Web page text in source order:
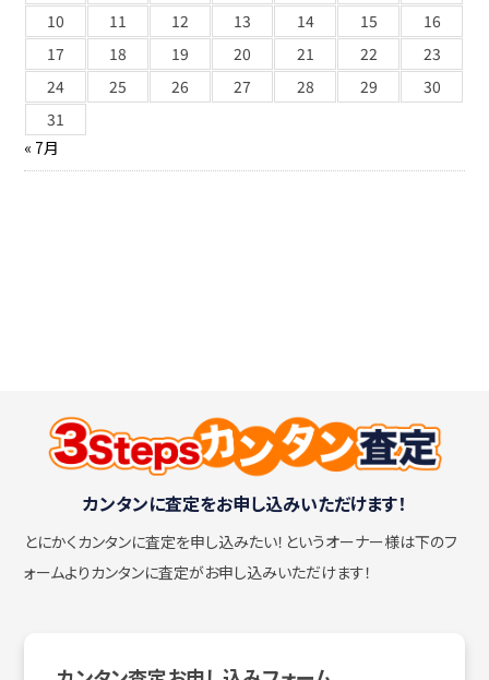
10
11 12 13 14 15
16
17
18 19 20 21 22
23
24
25 26 27 28 29
30
31
« 7月
カンタンに査定をお申し込みいただけます！
とにかくカンタンに査定を申し込みたい！ というオーナー様は下のフ
ォームよりカンタンに査定がお申し込みいただけます！